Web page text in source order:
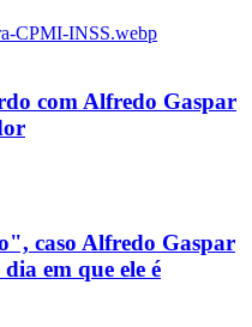
com Alfredo Gaspar
caso Alfredo Gaspar
em que ele é